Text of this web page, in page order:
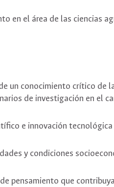
en el área de las ciencias
un conocimiento crítico de
de investigación en el
e innovación
y condiciones
pensamiento que